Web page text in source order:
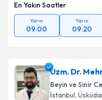
En Yakın Saatler
Yarın
09:00
Yarın
09:20
Uzm. Dr.
Beyin ve Sinir
İstanbul,